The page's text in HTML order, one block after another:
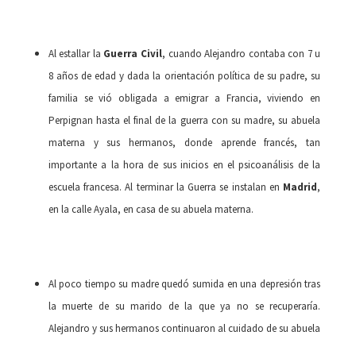
Al estallar la Guerra Civil, cuando Alejandro contaba con 7 u
8 años de edad y dada la orientación política de su padre, su
familia se vió obligada a emigrar a Francia, viviendo en
Perpignan hasta el final de la guerra con su madre, su abuela
materna y sus hermanos, donde aprende francés, tan
importante a la hora de sus inicios en el psicoanálisis de la
escuela francesa. Al terminar la Guerra se instalan en Madrid,
en la calle Ayala, en casa de su abuela materna.
Al poco tiempo su madre quedó sumida en una depresión tras
la muerte de su marido de la que ya no se recuperaría.
Alejandro y sus hermanos continuaron al cuidado de su abuela